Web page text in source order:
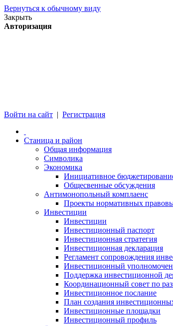
Вернуться к обычному виду
Закрыть
Авторизация
Войти на сайт | Регистрация
Станица и район
Общая информация
Символика
Экономика
Инициативное
Общесвенные обсуждения
Антимонопольный комплаенс
Проекты нормативных
Инвестиции
Инвестиции
Инвестиционный паспорт
Инвестиционная стратегия
Инвестиционная декларация
Регламент сопровождения
Инвестиционный
Поддержка инвестиционной
Координационный совет по
Инвестиционное послание
План создания
Инвестиционные площадки
Инвестиционный профиль